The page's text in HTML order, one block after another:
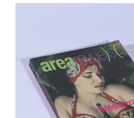
Area revue n°5 – Les